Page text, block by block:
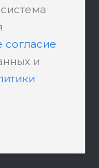
согласие
и